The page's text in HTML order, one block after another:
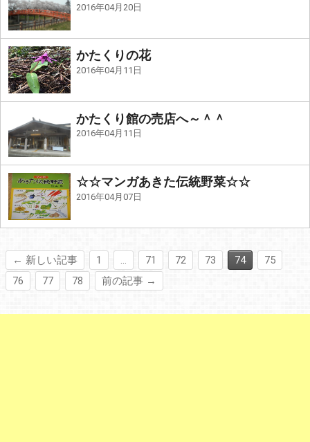
2016年04月20日
かたくりの花
2016年04月11日
かたくり館の売店へ～＾＾
2016年04月11日
☆☆マンガあきた伝統野菜☆☆
2016年04月07日
← 新しい記事 1 … 71 72 73 74
75
76
77 78 前の記事 →